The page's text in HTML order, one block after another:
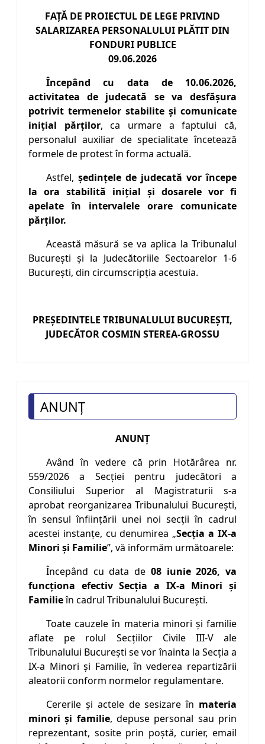
FAŢĂ DE PROIECTUL DE LEGE PRIVIND
SALARIZAREA PERSONALULUI PLĂTIT DIN
FONDURI PUBLICE
09.06.2026
Începând cu data de 10.06.2026,
activitatea de judecată se va desfăşura
potrivit termenelor stabilite şi comunicate
iniţial părţilor, ca urmare a faptului că,
personalul auxiliar de specialitate încetează
formele de protest în forma actuală.
Astfel, şedinţele de judecată vor începe
la ora stabilită iniţial şi dosarele vor fi
apelate în intervalele orare comunicate
părţilor.
Această măsură se va aplica la Tribunalul
Bucureşti şi la Judecătoriile Sectoarelor 1-6
Bucureşti, din circumscripţia acestuia.
PREŞEDINTELE TRIBUNALULUI BUCUREŞTI,
JUDECĂTOR COSMIN STEREA-GROSSU
ANUNȚ
ANUNŢ
Având în vedere că prin Hotărârea nr.
559/2026 a Secţiei pentru judecători a
Consiliului Superior al Magistraturii s-a
aprobat reorganizarea Tribunalului Bucureşti,
în sensul înfiinţării unei noi secţii în cadrul
acestei instanţe, cu denumirea „Secţia a IX-a
Minori şi Familie”, vă informăm următoarele:
Începând cu data de 08 iunie 2026, va
funcţiona efectiv Secţia a IX-a Minori şi
Familieîn cadrul Tribunalului Bucureşti.
Toate cauzele în materia minori şi familie
aflate pe rolul Secţiilor Civile III-V ale
Tribunalului Bucureşti se vor înainta la Secţia a
IX-a Minori şi Familie, în vederea repartizării
aleatorii conform normelor regulamentare.
Cererile şi actele de sesizare în materia
minori şi familie, depuse personal sau prin
reprezentant, sosite prin poştă, curier, email